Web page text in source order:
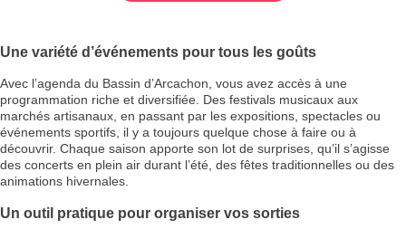
Une variété d’événements pour tous les goûts
Avec l’agenda du Bassin d’Arcachon, vous avez accès à une
programmation riche et diversifiée. Des festivals musicaux aux
marchés artisanaux, en passant par les expositions, spectacles ou
événements sportifs, il y a toujours quelque chose à faire ou à
découvrir. Chaque saison apporte son lot de surprises, qu’il s’agisse
des concerts en plein air durant l’été, des fêtes traditionnelles ou des
animations hivernales.
Un outil pratique pour organiser vos sorties